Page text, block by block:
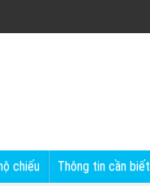
chiếu Thông tin cần biết